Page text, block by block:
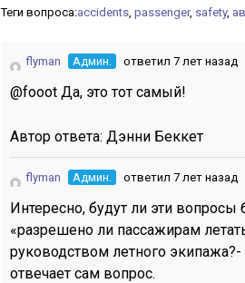
Теги вопроса:accidents, passenger, safety,
flyman Админ. ответил 7 лет назад
@fooot Да, это тот самый!
Автор ответа: Дэнни Беккет
flyman Админ. ответил 7 лет назад
Интересно, будут ли эти
«разрешено ли пассажирам
руководством летного
отвечает сам вопрос.